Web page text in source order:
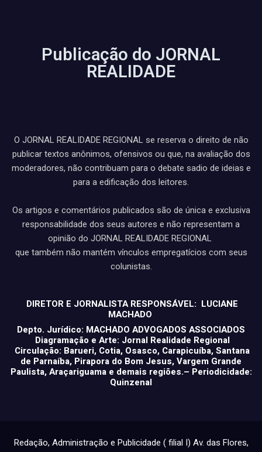
Publicação do JORNAL
REALIDADE
O JORNAL REALIDADE REGIONAL se reserva o direito de não
publicar textos anônimos, ofensivos ou que, na avaliação dos
moderadores, não contribuam para o debate sadio de ideias e
para a edificação dos leitores.
Os artigos e comentários publicados são de única e exclusiva
responsabilidade dos seus autores e não representam a
opinião do JORNAL REALIDADE REGIONAL
que também não mantém vínculos empregatícios com seus
colunistas.
DIRETOR E JORNALISTA RESPONSÁVEL: LUCIANE
MACHADO
Depto. Jurídico: MACHADO ADVOGADOS ASSOCIADOS
Diagramação e Arte: Jornal Realidade Regional
Circulação: Barueri, Cotia, Osasco, Carapicuíba, Santana
de Parnaíba, Pirapora do Bom Jesus, Vargem Grande
Paulista, Araçariguama e demais regiões.– Periodicidade:
Quinzenal
Redação, Administração e Publicidade ( filial I) Av. das Flores,